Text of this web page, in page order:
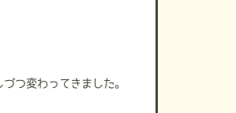
つ変わってきました。